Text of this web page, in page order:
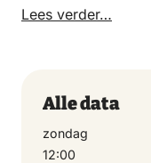
deelnemend bedrijf.
niet deelnemen), is
bokkentocht deel
Lees verder…
Alle data
zondag
12:00